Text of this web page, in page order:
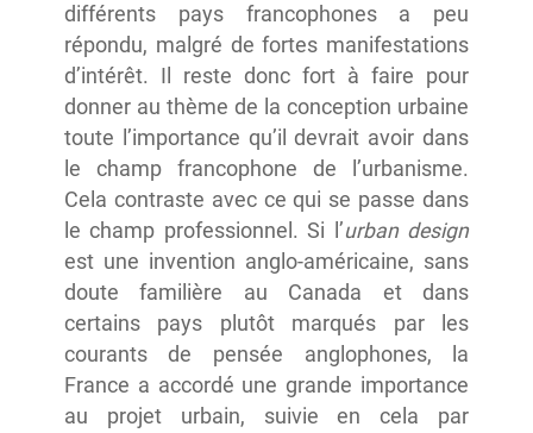
différents pays francophones a peu
répondu, malgré de fortes manifestations
d’intérêt. Il reste donc fort à faire pour
donner au thème de la conception urbaine
toute l’importance qu’il devrait avoir dans
le champ francophone de l’urbanisme.
Cela contraste avec ce qui se passe dans
le champ professionnel. Si l’urban design
est une invention anglo-américaine, sans
doute familière au Canada et dans
certains pays plutôt marqués par les
courants de pensée anglophones, la
France a accordé une grande importance
au projet urbain, suivie en cela par